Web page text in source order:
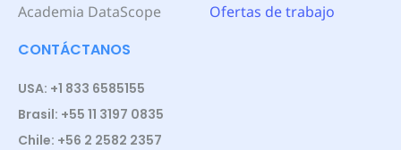
Academia DataScope
Ofertas de trabajo
CONTÁCTANOS
USA: +1 833 6585155
Brasil: +55 11 3197 0835
Chile: +56 2 2582 2357